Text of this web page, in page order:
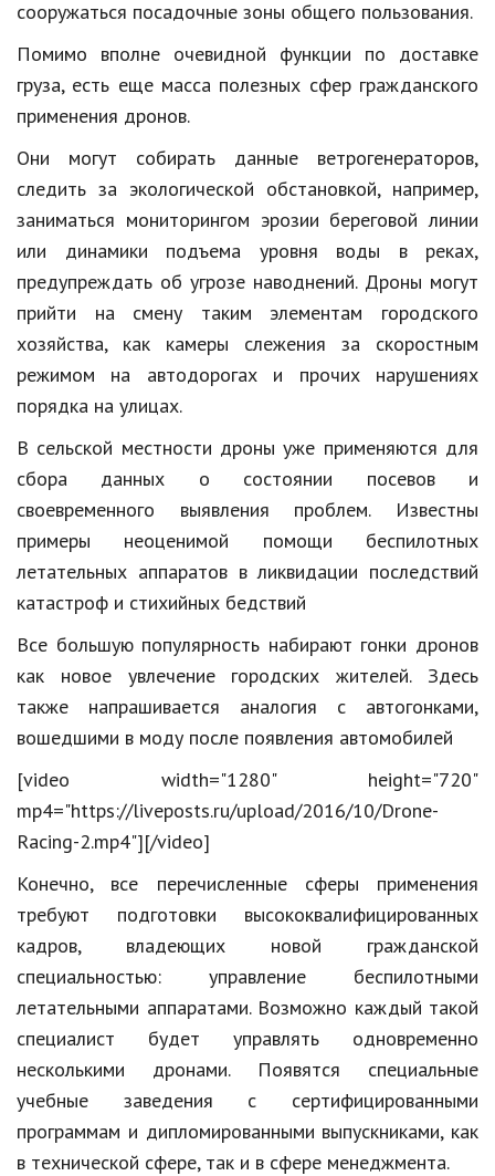
сооружаться посадочные зоны общего пользования.
Помимо вполне очевидной функции по доставке
груза, есть еще масса полезных сфер гражданского
применения дронов.
Они могут собирать данные ветрогенераторов,
следить за экологической обстановкой, например,
заниматься мониторингом эрозии береговой линии
или динамики подъема уровня воды в реках,
предупреждать об угрозе наводнений. Дроны могут
прийти на смену таким элементам городского
хозяйства, как камеры слежения за скоростным
режимом на автодорогах и прочих нарушениях
порядка на улицах.
В сельской местности дроны уже применяются для
сбора данных о состоянии посевов и
своевременного выявления проблем. Известны
примеры неоценимой помощи беспилотных
летательных аппаратов в ликвидации последствий
катастроф и стихийных бедствий
Все большую популярность набирают гонки дронов
как новое увлечение городских жителей. Здесь
также напрашивается аналогия с автогонками,
вошедшими в моду после появления автомобилей
[video width="1280" height="720"
mp4="https://liveposts.ru/upload/2016/10/Drone-
Racing-2.mp4"][/video]
Конечно, все перечисленные сферы применения
требуют подготовки высококвалифицированных
кадров, владеющих новой гражданской
специальностью: управление беспилотными
летательными аппаратами. Возможно каждый такой
специалист будет управлять одновременно
несколькими дронами. Появятся специальные
учебные заведения с сертифицированными
программам и дипломированными выпускниками, как
в технической сфере, так и в сфере менеджмента.